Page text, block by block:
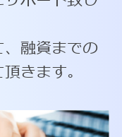
融資までの
きます。